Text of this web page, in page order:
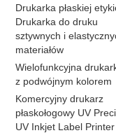
Drukarka płaskiej
Drukarka do druku
sztywnych i
materiałów
Wielofunkcyjna
z podwójnym kolorem
Komercyjny drukarz
płaskołogowy UV
UV Inkjet Label Printer